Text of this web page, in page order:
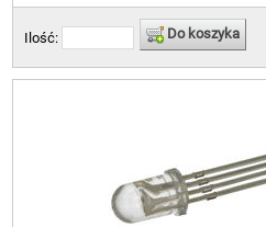
Ilość: Do koszyka